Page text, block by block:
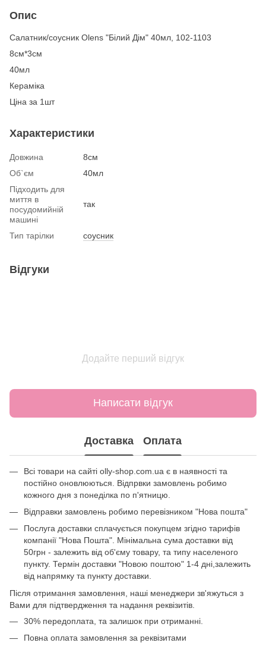
Опис
Салатник/соусник Olens "Білий Дім" 40мл, 102-1103
8см*3см
40мл
Кераміка
Ціна за 1шт
Характеристики
Довжина
8см
Об`єм
40мл
Підходить для
миття в
посудомийній
машині
так
Тип тарілки соусник
Відгуки
Додайте перший відгук
Написати відгук
Доставка Оплата
Всі товари на сайті olly-shop.com.ua є в наявності та
постійно оновлюються. Відпрвки замовлень робимо
кожного дня з понеділка по п'ятницю.
Відправки замовлень робимо перевізником "Нова пошта"
Послуга доставки сплачується покупцем згідно тарифів
компанії "Нова Пошта". Мінімальна сума доставки від
50грн - залежить від об'єму товару, та типу населеного
пункту. Термін доставки "Новою поштою" 1-4 дні,залежить
від напрямку та пункту доставки.
Після отримання замовлення, наші менеджери зв'яжуться з
Вами для підтвердження та надання реквізитів.
30% передоплата, та залишок при отриманні.
Повна оплата замовлення за реквізитами